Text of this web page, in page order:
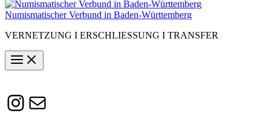
Numismatischer Verbund in Baden-Württemberg
VERNETZUNG I ERSCHLIESSUNG I TRANSFER
Instagram
Susanne.Boerner@zaw.uni-
heidelberg.de